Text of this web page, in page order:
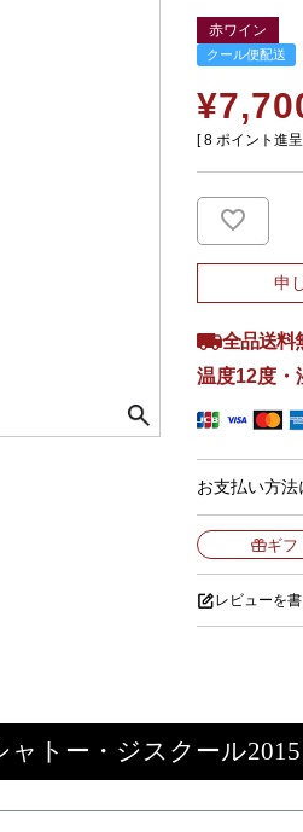
赤ワイン
クール便配送
¥
[ 8 ポイント進
申
全品送料
温度12度・
お支払い方法
ギフ
レビューを
ャトー・ジスクール